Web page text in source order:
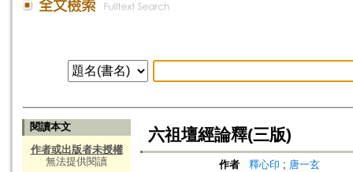
閱讀本文
作者或出版者未授權
無法提供閱讀
六祖壇經論釋(三版)
作者 釋心印 ; 唐一玄